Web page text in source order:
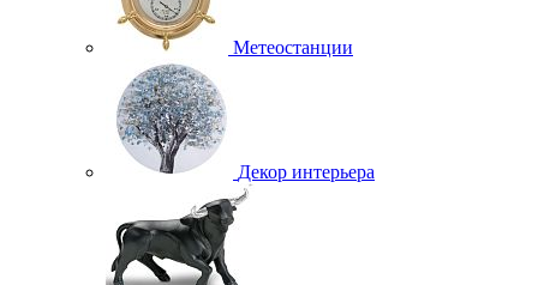
Метеостанции
Декор интерьера